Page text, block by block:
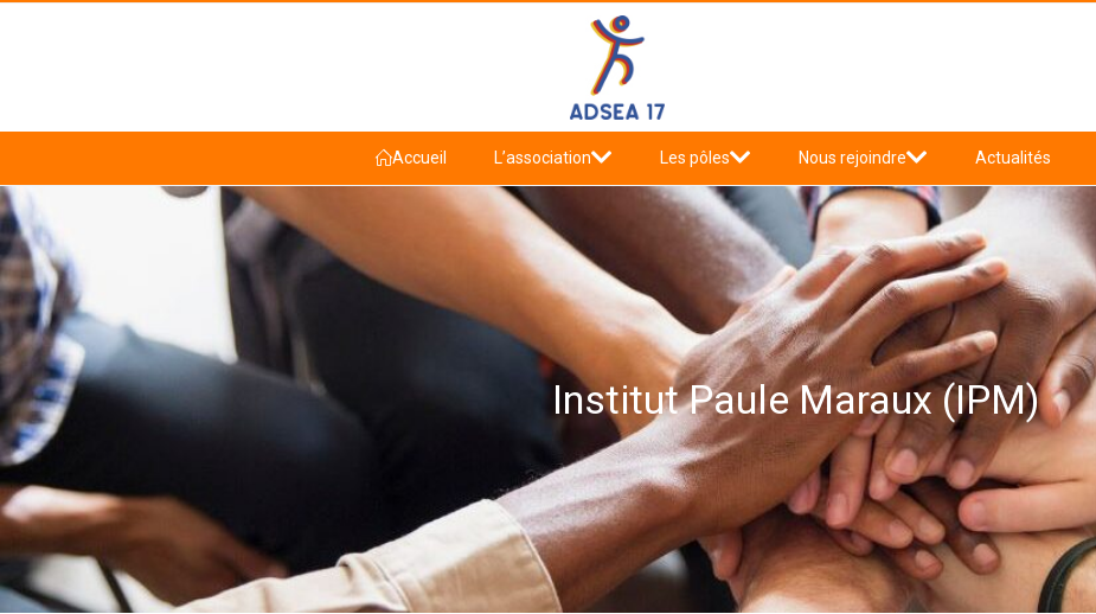
Accueil L’association Les pôles Nous rejoindre Actualités
Institut Paule Maraux (IPM)